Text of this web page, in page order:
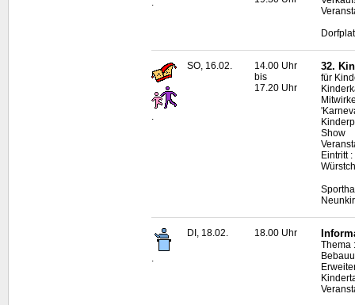
.
SO, 16.02.
14.00 Uhr
bis
17.20 Uhr
32.
für
Show
Eintritt
.
DI, 18.02. 18.00 Uhr
Thema